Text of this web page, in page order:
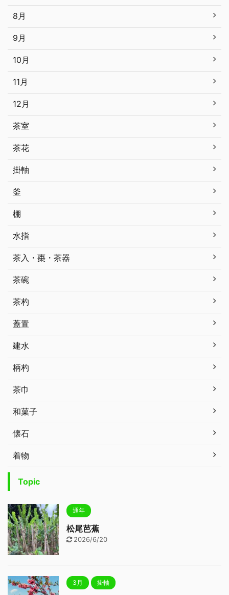
8月
9月
10月
11月
12月
茶室
茶花
掛軸
釜
棚
水指
茶入・棗・茶器
茶碗
茶杓
蓋置
建水
柄杓
茶巾
和菓子
懐石
着物
Topic
通年
松尾芭蕉
2026/6/20
3月 掛軸